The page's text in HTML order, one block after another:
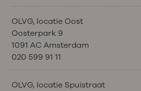
OLVG, locatie Oost
Oosterpark 9
1091 AC Amsterdam
020 599 91 11
OLVG, locatie Spuistraat